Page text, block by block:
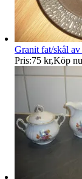
Granit fat/skål
Pris:75 kr,Köp nu